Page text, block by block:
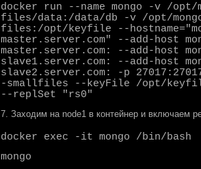
docker run --name mongo -v /opt/
files/data:/data/db -v /opt/
files:/opt/keyfile --
master.server.com" --add-host
master.server.com:
--add-host
slave1.server.com:
--add-host
slave2.server.com:
-p
-smallfiles --keyFile /opt/
--replSet "rs0"
7. Заходим на node1 в контейнер и включаем
docker exec -it mongo /bin/bash
mongo